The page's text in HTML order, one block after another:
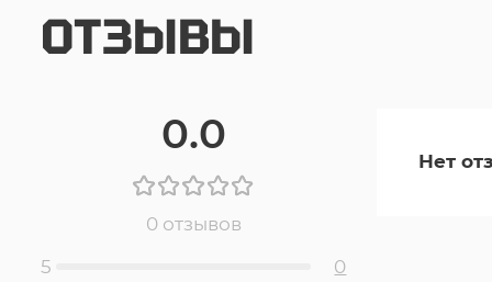
ОТЗЫВЫ
0.0
0 отзывов
5
0
Нет